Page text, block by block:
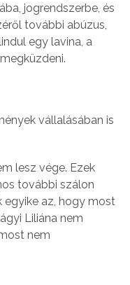
jogrendszerbe, és
további abúzus,
egy lavina, a
vállalásában is
lesz vége. Ezek
további szálon
egyike az, hogy most
Liliána nem
nem